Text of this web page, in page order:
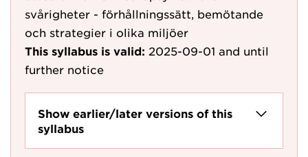
svårigheter - förhållningssätt, bemötande
och strategier i olika miljöer
This syllabus is valid: 2025-09-01 and until
further notice
Show earlier/later versions of this
syllabus